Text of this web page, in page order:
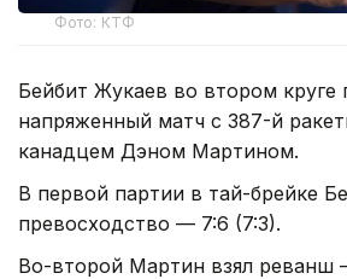
Фото: КТФ
Бейбит Жукаев во втором круге
напряженный матч с 387-й
канадцем Дэном Мартином.
В первой партии в тай-брейке
превосходство — 7:6 (7:3).
Во-второй Мартин взял реванш